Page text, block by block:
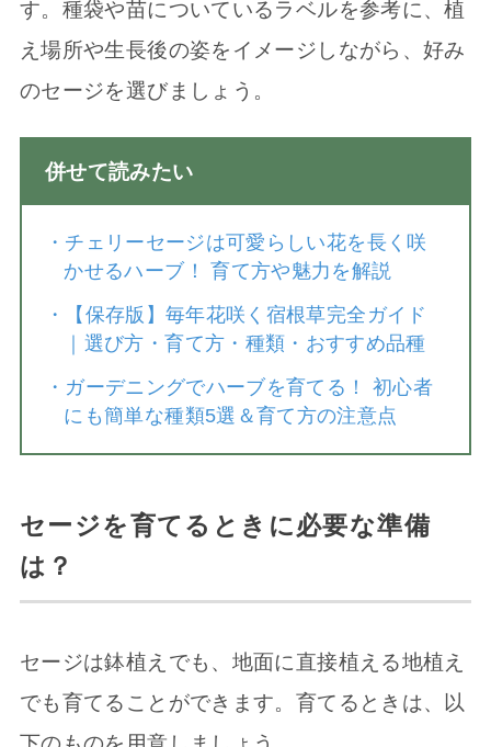
す。種袋や苗についているラベルを参考に、植
え場所や生長後の姿をイメージしながら、好み
のセージを選びましょう。
併せて読みたい
・ チェリーセージは可愛らしい花を長く咲
かせるハーブ！ 育て方や魅力を解説
・
【保存版】毎年花咲く宿根草完全ガイド
｜選び方・育て方・種類・おすすめ品種
・ ガーデニングでハーブを育てる！ 初心者
にも簡単な種類5選＆育て方の注意点
セージを育てるときに必要な準備
は？
セージは鉢植えでも、地面に直接植える地植え
でも育てることができます。育てるときは、以